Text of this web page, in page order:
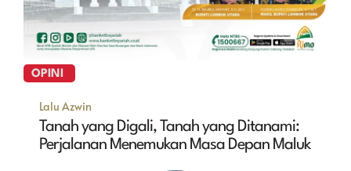
OPINI
Lalu Azwin
Tanah yang Digali, Tanah yang Ditanami:
Perjalanan Menemukan Masa Depan Maluk